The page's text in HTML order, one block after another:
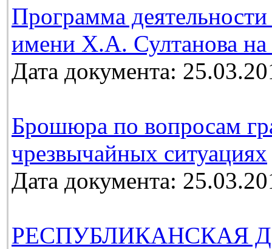
Программа
имени Х.А. Султанова на
Дата документа:
Брошюра по вопросам
чрезвычайных ситуациях
Дата документа:
РЕСПУБЛИКАНСКАЯ